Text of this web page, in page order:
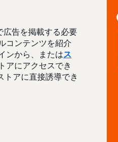
広告を掲載する必要
コンテンツを紹介
ンから、またはス
アにアクセスでき
アに直接誘導でき